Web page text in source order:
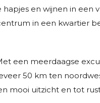
hapjes en wijnen in een
in een kwartier
een meerdaagse
50 km ten
mooi uitzicht en tot